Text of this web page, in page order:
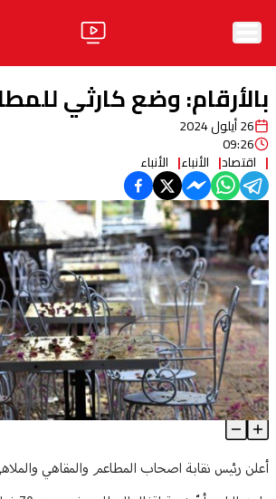
الرئيسية
الأخبار
ثقافة ومجتمع
منوعات
آراء
فيديو
مواقف
وليد جنبلاطالحزب
ابحث
بالأرقام: وضع كارثي
26 أيلول 2024
09:26
اقتصاد الأنباء الأنباء
بالأرقام: وضع كارثي للمطاعم
Article Content
أعلن رئيس نقابة اصحاب المطاعم والمقاهي